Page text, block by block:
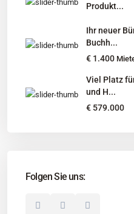
Produkt...
Ihr neuer
Buchh...
€ 1.400
Viel Platz
und H...
€ 579.000
Folgen Sie uns:
Unternehmen
Immobilienangebote
© 2025 Borkenhagen